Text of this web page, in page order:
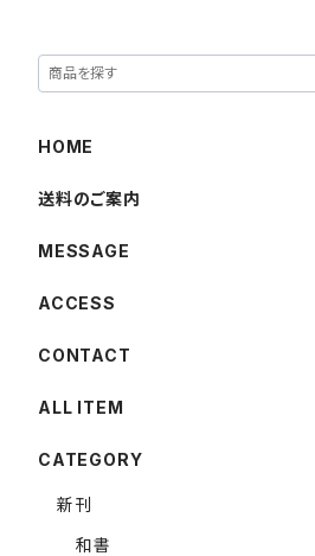
HOME
送料のご案内
MESSAGE
ACCESS
CONTACT
ALL ITEM
CATEGORY
新刊
和書